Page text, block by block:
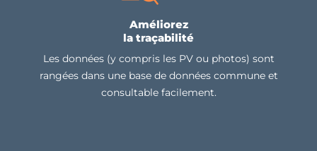
Améliorez
la traçabilité
Les données (y compris les PV ou photos) sont
rangées dans une base de données commune et
consultable facilement.